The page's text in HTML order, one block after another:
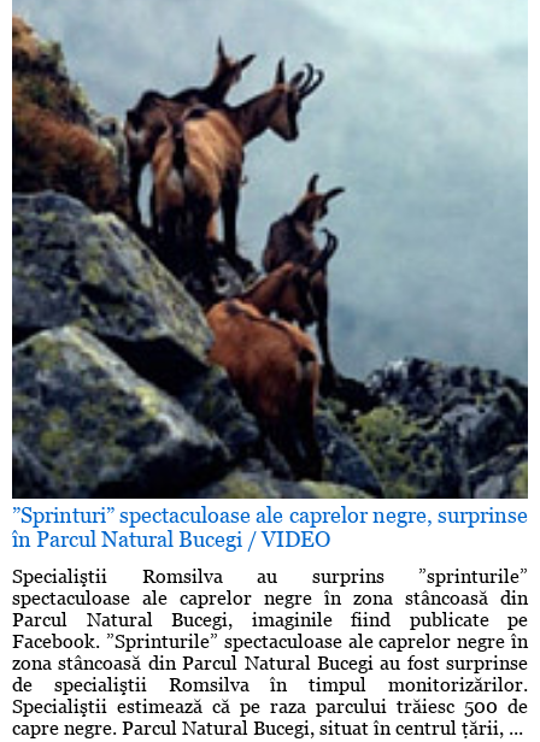
”Sprinturi” spectaculoase ale caprelor negre, surprinse
în Parcul Natural Bucegi / VIDEO
Specialiştii Romsilva au surprins ”sprinturile”
spectaculoase ale caprelor negre în zona stâncoasă din
Parcul Natural Bucegi, imaginile fiind publicate pe
Facebook. ”Sprinturile” spectaculoase ale caprelor negre în
zona stâncoasă din Parcul Natural Bucegi au fost surprinse
de specialiştii Romsilva în timpul monitorizărilor.
Specialiştii estimează că pe raza parcului trăiesc 500 de
capre negre. Parcul Natural Bucegi, situat în centrul ţării, ...